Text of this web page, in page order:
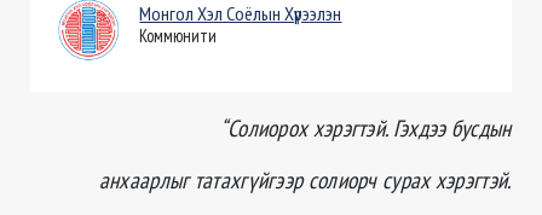
Монгол Хэл Соёлын Хүрээлэн
Коммюнити
“Солиорох хэрэгтэй. Гэхдээ бусдын
анхаарлыг татахгүйгээр солиорч сурах хэрэгтэй.